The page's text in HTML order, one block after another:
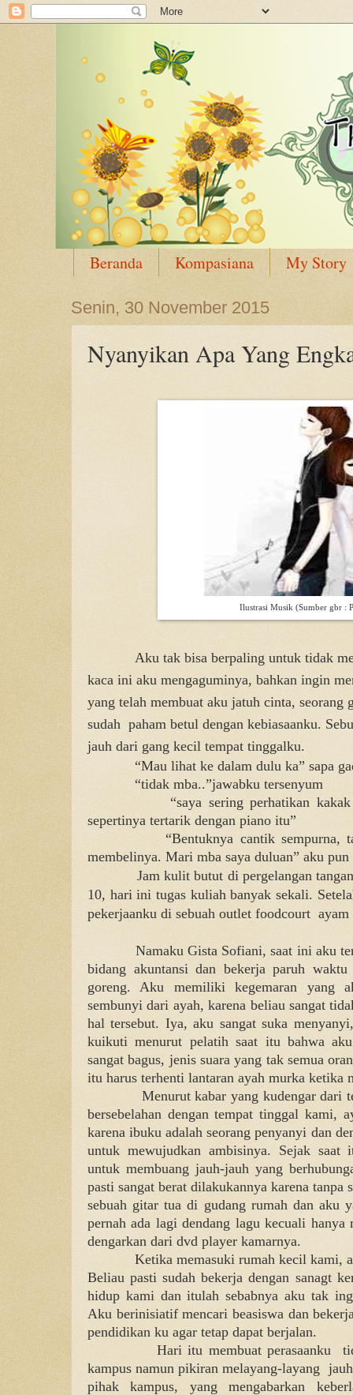
Beranda Kompasiana My Story
Senin, 30 November 2015
Nyanyikan Apa Yang
Ilustrasi Musik (Sumber gbr :
Aku tak bisa berpaling untuk tidak
kaca ini aku mengaguminya, bahkan ingin
yang telah membuat aku jatuh cinta, seorang
sudah paham betul dengan kebiasaanku.
jauh dari gang kecil tempat tinggalku.
“Mau lihat ke dalam dulu ka” sapa
“tidak mba..”jawabku tersenyum
“saya sering perhatikan
sepertinya tertarik dengan piano itu”
“Bentuknya cantik
membelinya. Mari mba saya duluan” aku
Jam kulit butut di pergelangan
10, hari ini tugas kuliah banyak sekali.
pekerjaanku di sebuah outlet foodcourt ayam
Namaku Gista Sofiani, saat ini aku
bidang akuntansi dan bekerja paruh
goreng. Aku memiliki kegemaran yang
sembunyi dari ayah, karena beliau sangat
hal tersebut. Iya, aku sangat suka
kuikuti menurut pelatih saat itu bahwa
sangat bagus, jenis suara yang tak semua
itu harus terhenti lantaran ayah murka ketika
Menurut kabar yang kudengar dari
bersebelahan dengan tempat tinggal kami,
karena ibuku adalah seorang penyanyi dan
untuk mewujudkan ambisinya. Sejak
untuk membuang jauh-jauh yang
pasti sangat berat dilakukannya karena tanpa
sebuah gitar tua di gudang rumah dan
pernah ada lagi dendang lagu kecuali
dengarkan dari dvd player kamarnya.
Ketika memasuki rumah kecil kami,
Beliau pasti sudah bekerja dengan sanagt
hidup kami dan itulah sebabnya aku tak
Aku berinisiatif mencari beasiswa dan
pendidikan ku agar tetap dapat berjalan.
Hari itu membuat perasaanku
kampus namun pikiran melayang-layang
pihak kampus, yang mengabarkan